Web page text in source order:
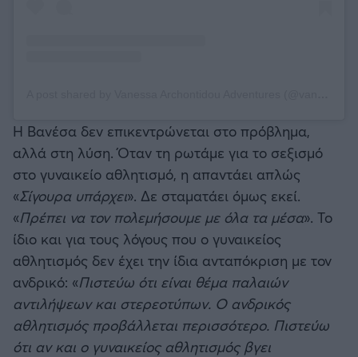
Η Βανέσα δεν επικεντρώνεται στο πρόβλημα,
αλλά στη λύση. Όταν τη ρωτάμε για το σεξισμό
στο γυναικείο αθλητισμό, η απαντάει απλώς
«Σίγουρα υπάρχει». Δε σταματάει όμως εκεί.
«Πρέπει να τον πολεμήσουμε με όλα τα μέσα». Το
ίδιο και για τους λόγους που ο γυναικείος
αθλητισμός δεν έχει την ίδια ανταπόκριση με τον
ανδρικό: «Πιστεύω ότι είναι θέμα παλαιών
αντιλήψεων και στερεοτύπων. Ο ανδρικός
αθλητισμός προβάλλεται περισσότερο. Πιστεύω
ότι αν και ο γυναικείος αθλητισμός βγει